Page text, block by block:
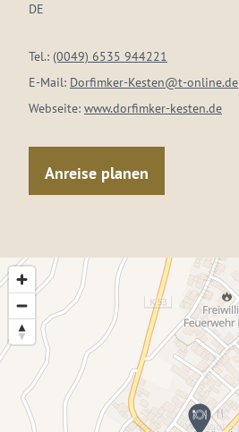
DE
Tel.: (0049) 6535 944221
E-Mail: Dorfimker-Kesten@t-online.de
Webseite: www.dorfimker-kesten.de
Anreise planen